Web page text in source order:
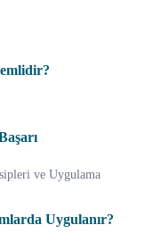
ve Uygulama
Uygulanır?